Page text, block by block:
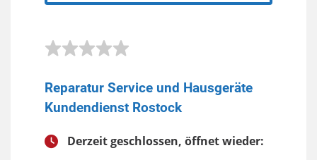
Reparatur Service und Hausgeräte
Kundendienst Rostock
Derzeit geschlossen, öffnet wieder: